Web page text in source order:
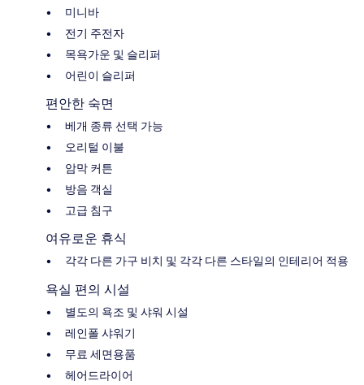
미니바
전기 주전자
목욕가운 및 슬리퍼
어린이 슬리퍼
편안한 숙면
베개 종류 선택 가능
오리털 이불
암막 커튼
방음 객실
고급 침구
여유로운 휴식
각각 다른 가구 비치 및 각각 다른 스타일의 인테리어 적용
욕실 편의 시설
별도의 욕조 및 샤워 시설
레인폴 샤워기
무료 세면용품
헤어드라이어